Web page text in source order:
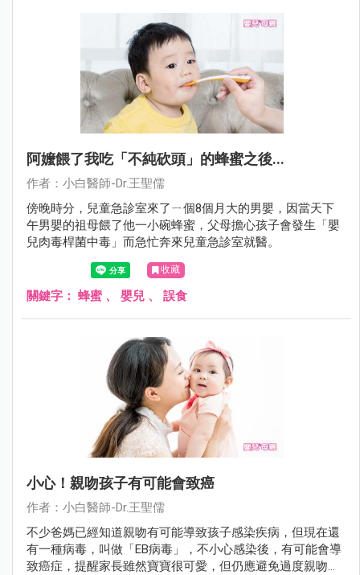
阿嬤餵了我吃「不純砍頭」的蜂蜜之後...
作者：小白醫師-Dr.王聖儒
傍晚時分，兒童急診室來了ㄧ個8個月大的男嬰，因當天下
午男嬰的祖母餵了他一小碗蜂蜜，父母擔心孩子會發生「嬰
兒肉毒桿菌中毒」而急忙奔來兒童急診室就醫。
收藏
關鍵字： 蜂蜜、 嬰兒 、 誤食
小心！親吻孩子有可能會致癌
作者：小白醫師-Dr.王聖儒
不少爸媽已經知道親吻有可能導致孩子感染疾病，但現在還
有一種病毒，叫做「EB病毒」，不小心感染後，有可能會導
致癌症，提醒家長雖然寶寶很可愛，但仍應避免過度親吻孩